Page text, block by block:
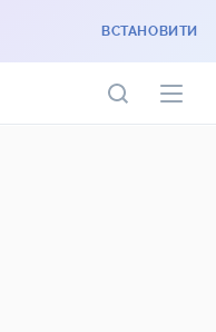
ВСТАНОВИТИ